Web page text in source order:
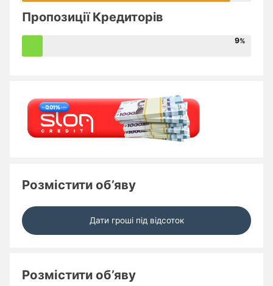
Пропозиції Кредиторів
9
Розмістити об’яву
Дати гроші під відсоток
Розмістити об’яву